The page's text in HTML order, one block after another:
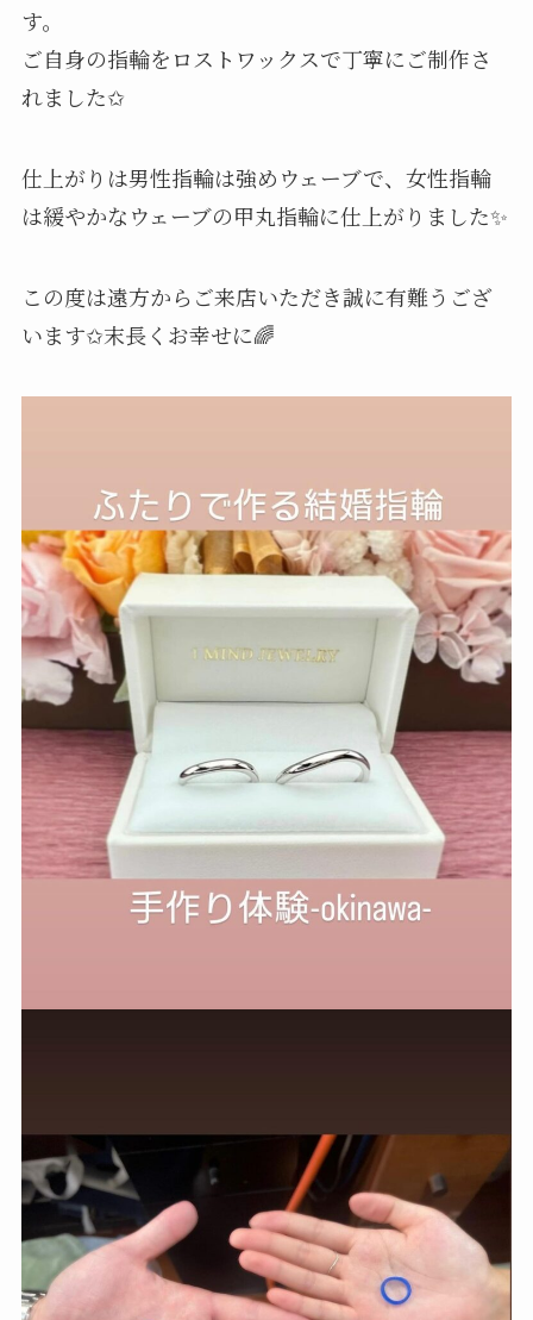
す。
ご自身の指輪をロストワックスで丁寧にご制作さ
れました✩
仕上がりは男性指輪は強めウェーブで、女性指輪
は緩やかなウェーブの甲丸指輪に仕上がりました✨
この度は遠方からご来店いただき誠に有難うござ
います✩末長くお幸せに🌈